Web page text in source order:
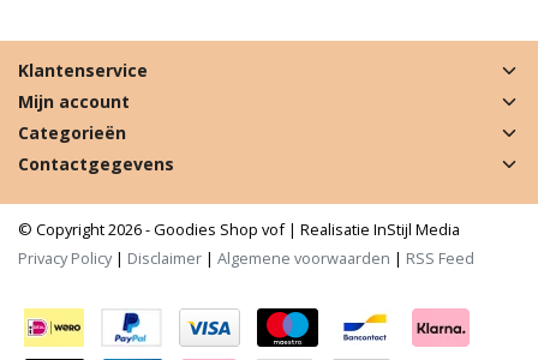
Klantenservice
Mijn account
Categorieën
Contactgegevens
© Copyright 2026 - Goodies Shop vof | Realisatie InStijl Media
Privacy Policy| Disclaimer | Algemene voorwaarden | RSS Feed